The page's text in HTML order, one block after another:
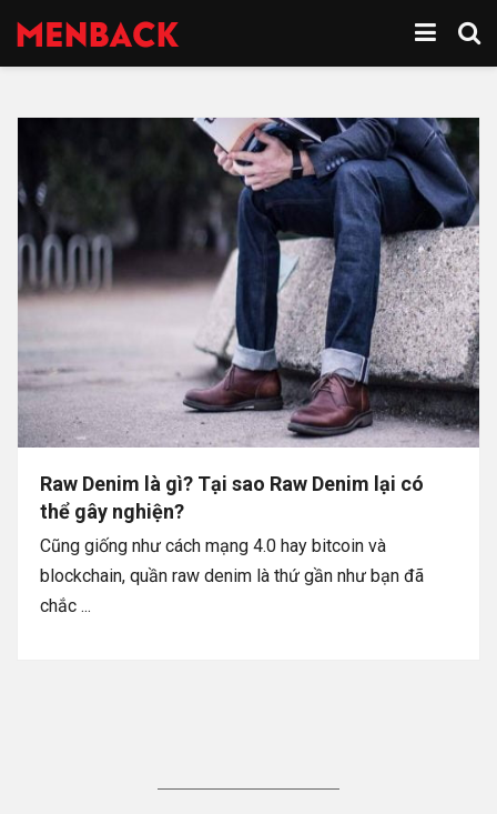
Raw Denim là gì? Tại sao Raw Denim lại có
thể gây nghiện?
Cũng giống như cách mạng 4.0 hay bitcoin và
blockchain, quần raw denim là thứ gần như bạn đã
chắc ...